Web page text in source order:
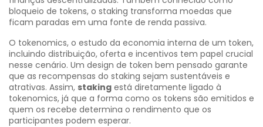
bloqueio de tokens, o staking transforma moedas que
ficam paradas em uma fonte de renda passiva.
O tokenomics, o estudo da economia interna de um token,
incluindo distribuição, oferta e incentivos tem papel crucial
nesse cenário. Um design de token bem pensado garante
que as recompensas do staking sejam sustentáveis e
atrativas. Assim, staking está diretamente ligado à
tokenomics, já que a forma como os tokens são emitidos e
quem os recebe determina o rendimento que os
participantes podem esperar.